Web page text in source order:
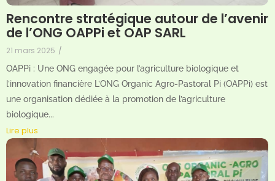
Rencontre stratégique autour de l’avenir
de l’ONG OAPPi et OAP SARL
21 mars 2025 /
OAPPi : Une ONG engagée pour l’agriculture biologique et
l’innovation financière L’ONG Organic Agro-Pastoral Pi (OAPPi) est
une organisation dédiée à la promotion de l’agriculture
biologique...
Lire plus